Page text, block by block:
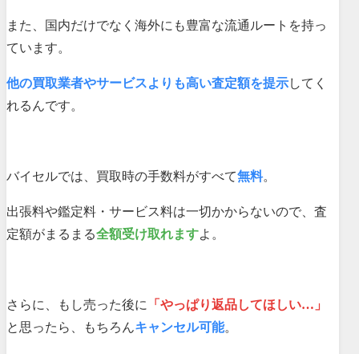
また、国内だけでなく海外にも豊富な流通ルートを持っ
ています。
他の買取業者やサービスよりも高い査定額を提示してく
れるんです。
バイセルでは、買取時の手数料がすべて無料。
出張料や鑑定料・サービス料は一切かからないので、査
定額がまるまる全額受け取れますよ。
さらに、もし売った後に 「やっぱり返品してほしい…」
と思ったら、もちろんキャンセル可能。